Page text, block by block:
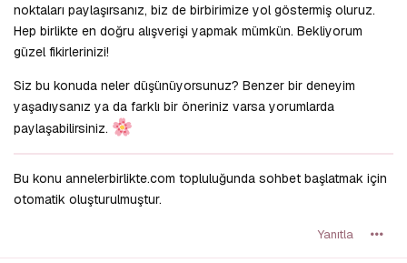
noktaları paylaşırsanız, biz de birbirimize yol göstermiş oluruz.
Hep birlikte en doğru alışverişi yapmak mümkün. Bekliyorum
güzel fikirlerinizi!
Siz bu konuda neler düşünüyorsunuz? Benzer bir deneyim
yaşadıysanız ya da farklı bir öneriniz varsa yorumlarda
paylaşabilirsiniz.
Bu konu annelerbirlikte.com topluluğunda sohbet başlatmak için
otomatik oluşturulmuştur.
Yanıtla